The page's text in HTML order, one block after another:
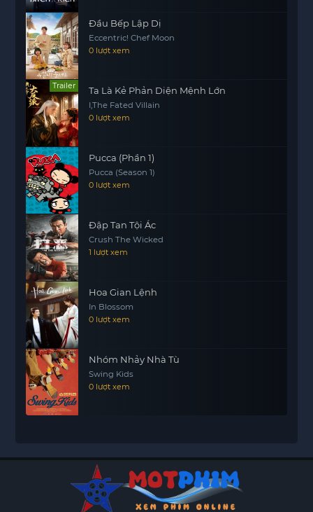
Đầu Bếp Lập Dị
Eccentric! Chef Moon
0 lượt xem
Trailer Ta Là Kẻ Phản Diện Mệnh Lớn
I,The Fated Villain
0 lượt xem
Pucca (Phần 1)
Pucca (Season 1)
0 lượt xem
Đập Tan Tội Ác
Crush The Wicked
1 lượt xem
Hoa Gian Lệnh
In Blossom
0 lượt xem
Nhóm Nhảy Nhà Tù
Swing Kids
0 lượt xem